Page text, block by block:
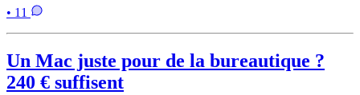
• 11
Un Mac juste pour de la bureautique ?
240 € suffisent